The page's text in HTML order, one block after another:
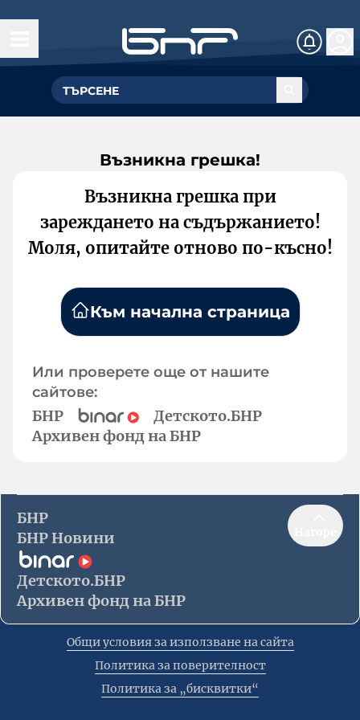
Възникна грешка!
Възникна грешка при
зареждането на съдържанието!
Моля, опитайте отново по-късно!
Към начална страница
Или проверете още от нашите
сайтове:
БНР
Детското.БНР
Архивен фонд на БНР
БНР
БНР Новини
Детското.БНР
Архивен фонд на БНР
Общи условия за използване на сайта
Политика за поверителност
Политика за „бисквитки“